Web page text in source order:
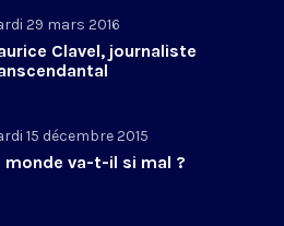
29 mars 2016
Clavel, journaliste
15 décembre 2015
monde va-t-il si mal ?